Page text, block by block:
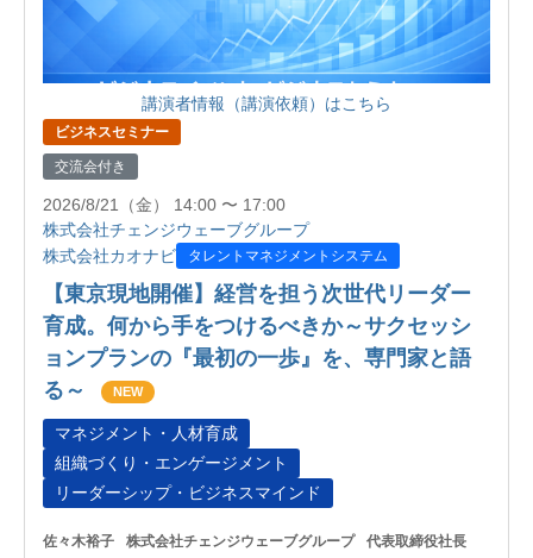
講演者情報（講演依頼）はこちら
ビジネスセミナー
交流会付き
2026/8/21（金） 14:00 〜 17:00
株式会社チェンジウェーブグループ
株式会社カオナビ
タレントマネジメントシステム
【東京現地開催】経営を担う次世代リーダー
育成。何から手をつけるべきか～サクセッシ
ョンプランの『最初の一歩』を、専門家と語
る～
NEW
マネジメント・人材育成
組織づくり・エンゲージメント
リーダーシップ・ビジネスマインド
佐々木裕子 株式会社チェンジウェーブグループ
代表取締役社長